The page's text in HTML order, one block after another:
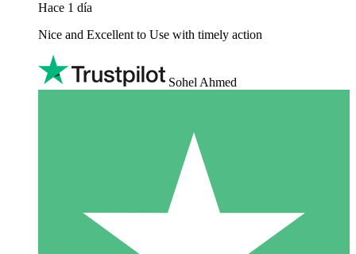
Hace 1 día
Nice and Excellent to Use with timely action
Sohel Ahmed